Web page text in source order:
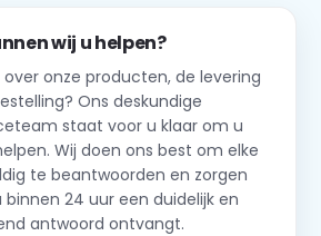
wij u helpen?
onze producten, de levering
Ons deskundige
staat voor u klaar om u
Wij doen ons best om elke
te beantwoorden en zorgen
24 uur een duidelijk en
antwoord ontvangt.